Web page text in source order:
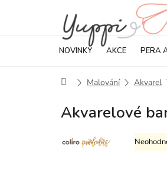
NOVINKY AKCE PERA
DomůMalování Akvarel
Akvarelové